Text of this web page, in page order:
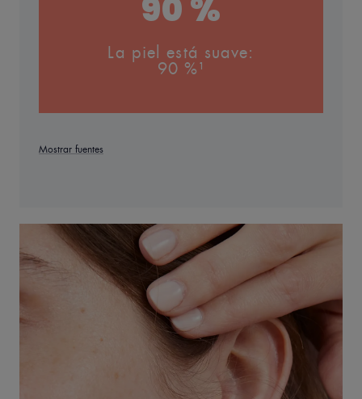
90 %
La piel está suave:
90 %¹
Mostrar fuentes